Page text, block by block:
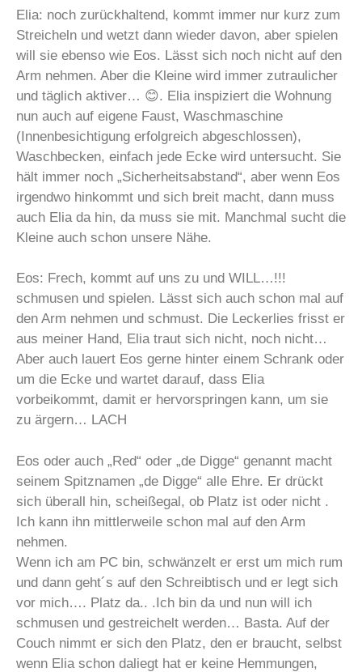
Elia: noch zurückhaltend, kommt immer nur kurz zum
Streicheln und wetzt dann wieder davon, aber spielen
will sie ebenso wie Eos. Lässt sich noch nicht auf den
Arm nehmen. Aber die Kleine wird immer zutraulicher
und täglich aktiver… 😊. Elia inspiziert die Wohnung
nun auch auf eigene Faust, Waschmaschine
(Innenbesichtigung erfolgreich abgeschlossen),
Waschbecken, einfach jede Ecke wird untersucht. Sie
hält immer noch „Sicherheitsabstand“, aber wenn Eos
irgendwo hinkommt und sich breit macht, dann muss
auch Elia da hin, da muss sie mit. Manchmal sucht die
Kleine auch schon unsere Nähe.
Eos: Frech, kommt auf uns zu und WILL…!!!
schmusen und spielen. Lässt sich auch schon mal auf
den Arm nehmen und schmust. Die Leckerlies frisst er
aus meiner Hand, Elia traut sich nicht, noch nicht…
Aber auch lauert Eos gerne hinter einem Schrank oder
um die Ecke und wartet darauf, dass Elia
vorbeikommt, damit er hervorspringen kann, um sie
zu ärgern… LACH
Eos oder auch „Red“ oder „de Digge“ genannt macht
seinem Spitznamen „de Digge“ alle Ehre. Er drückt
sich überall hin, scheißegal, ob Platz ist oder nicht .
Ich kann ihn mittlerweile schon mal auf den Arm
nehmen.
Wenn ich am PC bin, schwänzelt er erst um mich rum
und dann geht´s auf den Schreibtisch und er legt sich
vor mich…. Platz da.. .Ich bin da und nun will ich
schmusen und gestreichelt werden… Basta. Auf der
Couch nimmt er sich den Platz, den er braucht, selbst
wenn Elia schon daliegt hat er keine Hemmungen,